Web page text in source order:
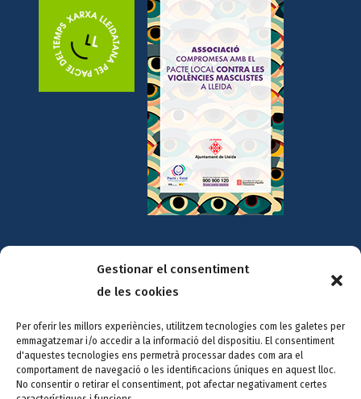
Gestionar el consentiment
de les cookies
Per oferir les millors experiències, utilitzem tecnologies com les galetes per
emmagatzemar i/o accedir a la informació del dispositiu. El consentiment
d'aquestes tecnologies ens permetrà processar dades com ara el
comportament de navegació o les identificacions úniques en aquest lloc.
No consentir o retirar el consentiment, pot afectar negativament certes
Amb la col·laboració de: